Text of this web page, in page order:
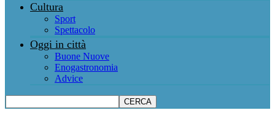
Cultura
Sport
Spettacolo
Oggi in città
Buone Nuove
Enogastronomia
Advice